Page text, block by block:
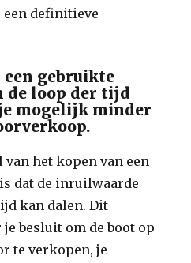
een definitieve
gebruikte
de loop der tijd
mogelijk minder
het kopen van een
dat de inruilwaarde
kan dalen. Dit
besluit om de boot op
te verkopen, je